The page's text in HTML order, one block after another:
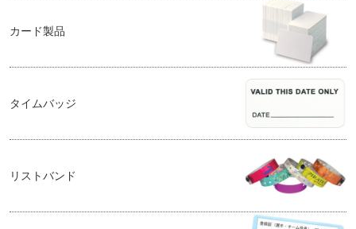
カード製品
タイムバッジ
リストバンド